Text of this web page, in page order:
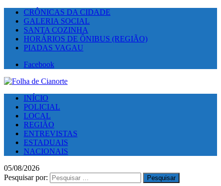
CRÔNICAS DA CIDADE
GALERIA SOCIAL
SANTA COZINHA
HORÁRIOS DE ÔNIBUS (REGIÃO)
PIADAS VAGAU
Facebook
INÍCIO
POLICIAL
LOCAL
REGIÃO
ENTREVISTAS
ESTADUAIS
NACIONAIS
05/08/2026
Pesquisar por: